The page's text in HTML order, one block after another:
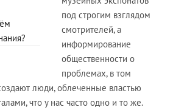
под строгим взглядом
смотрителей, а
информирование
общественности о
проблемах, в том
люди, облеченные властью
что у нас часто одно и то же.